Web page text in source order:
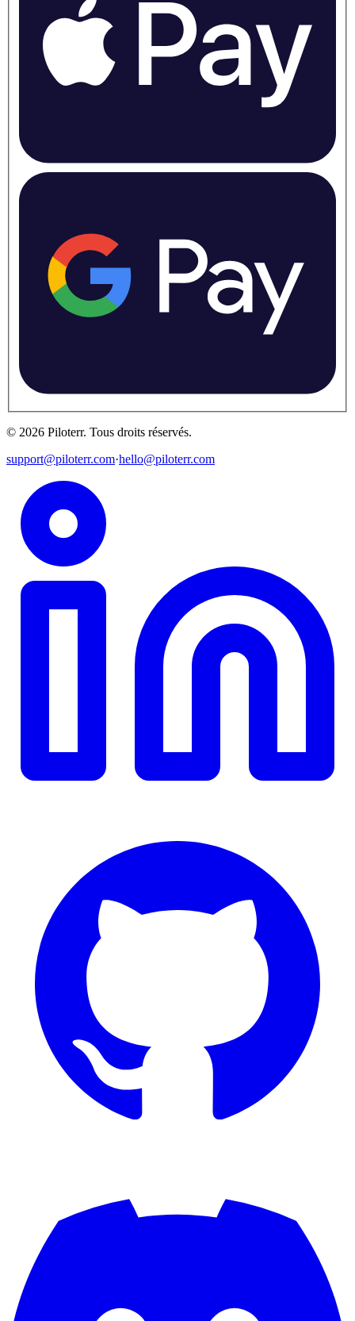
© 2026 Piloterr. Tous droits réservés.
support@piloterr.com·hello@piloterr.com